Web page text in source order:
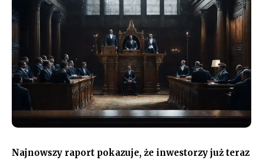
Najnowszy raport pokazuje, że inwestorzy już teraz